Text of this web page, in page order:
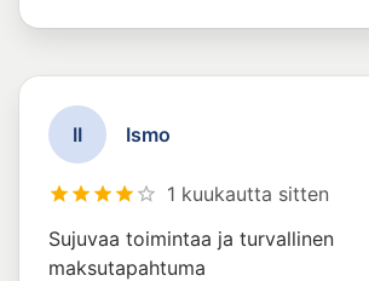
II Ismo
1 kuukautta sitten
Sujuvaa toimintaa ja turvallinen
maksutapahtuma